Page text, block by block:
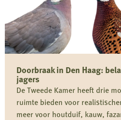
Nieuwe
regels
geven
provincies
meer
mogelijkheden
wolvenbeheer
Doorbraak in Den Haag:
jagers
De Tweede Kamer heeft drie
ruimte bieden voor
meer voor houtduif, kauw,